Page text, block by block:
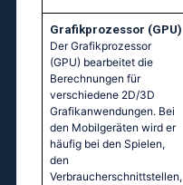
Grafikprozessor (GPU)
Der Grafikprozessor
(GPU) bearbeitet die
Berechnungen für
verschiedene 2D/3D
Grafikanwendungen. Bei
den Mobilgeräten wird er
häufig bei den Spielen,
den
Verbraucherschnittstellen,